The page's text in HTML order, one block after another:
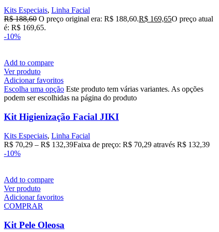
Kits Especiais, Linha Facial
R$188,60 O preço original era: R$ 188,60.R$ 169,65O preço atual
é: R$ 169,65.
-10%
Add to compare
Ver produto
Adicionar favoritos
Escolha uma opção Este produto tem várias variantes. As opções
podem ser escolhidas na página do produto
Kit Higienização Facial JIKI
Kits Especiais, Linha Facial
R$ 70,29 – R$ 132,39Faixa de preço: R$ 70,29 através R$ 132,39
-10%
Add to compare
Ver produto
Adicionar favoritos
COMPRAR
Kit Pele Oleosa